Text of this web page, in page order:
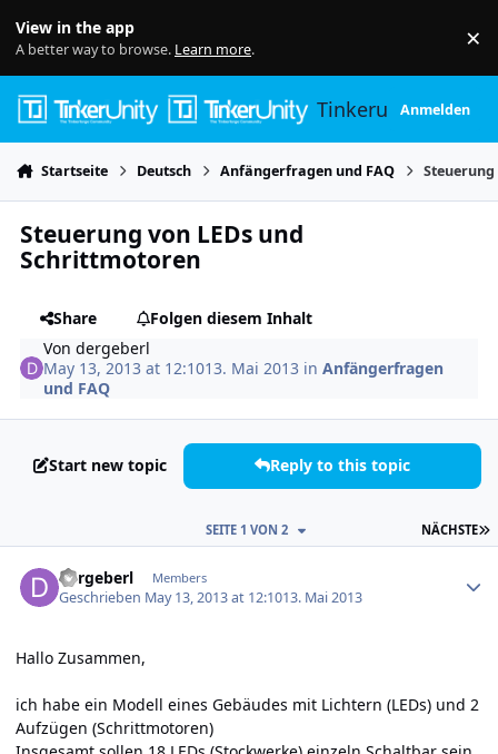
View in the app
A better way to browse. Learn more. ×
TinkerunityAnmelden
Startseite Deutsch Anfängerfragen und FAQ
Steuerung von LEDs und
Schrittmotoren
Share
Folgen diesem Inhalt
Vondergeberl
May 13, 2013 at 12:1013. Mai 2013 inAnfängerfragen
und FAQ
Start new topic Reply to this topic
NÄCHSTE
SEITE 1 VON 2
dergeberl Members
Geschrieben May 13, 2013 at 12:1013. Mai 2013
Hallo Zusammen,
ich habe ein Modell eines Gebäudes mit Lichtern (LEDs) und 2
Aufzügen (Schrittmotoren)